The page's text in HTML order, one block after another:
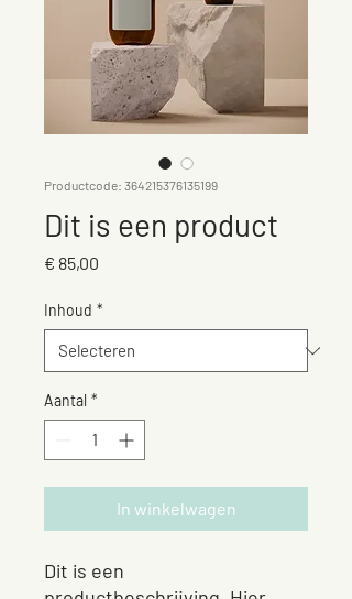
Productcode: 364215376135199
Dit is een product
€ 85,00
Inhoud *
Aantal *
In winkelwagen
Dit is een